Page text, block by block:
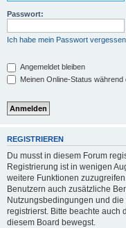
Passwort:
Ich habe mein Passwort vergessen
Angemeldet bleiben
Meinen Online-Status
REGISTRIEREN
Du musst in diesem Forum
Registrierung ist in wenigen
weitere Funktionen
Benutzern auch zusätzliche
Nutzungsbedingungen und
registrierst. Bitte beachte auch
diesem Board bewegst.